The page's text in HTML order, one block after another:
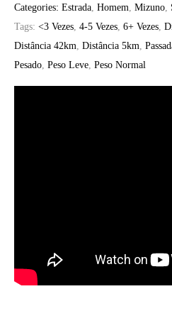
Categories: Estrada, Homem, Mizuno,
Tags: <3 Vezes, 4-5 Vezes, 6+ Vezes,
Distância 42km, Distância 5km,
Pesado, Peso Leve, Peso Normal